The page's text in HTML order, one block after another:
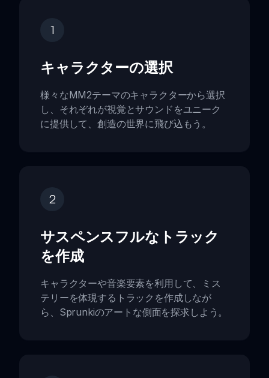
1
キャラクターの選択
様々なMM2テーマのキャラクターから選択
し、それぞれが視覚とサウンドをユニーク
に提供して、創造の世界に飛び込もう。
2
サスペンスフルなトラック
を作成
キャラクターや音楽要素を利用して、ミス
テリーを体現するトラックを作成しなが
ら、Sprunkiのアートな側面を探求しよう。